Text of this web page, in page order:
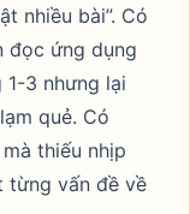
nhiều bài”. Có
đọc ứng dụng
3 nhưng lại
quẻ. Có
thiếu nhịp
từng vấn đề về